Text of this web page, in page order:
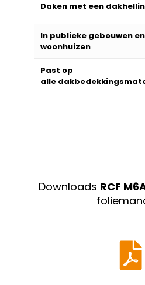
Daken met een
In publieke gebouwen en
woonhuizen
Past op
alle
Downloads RCF